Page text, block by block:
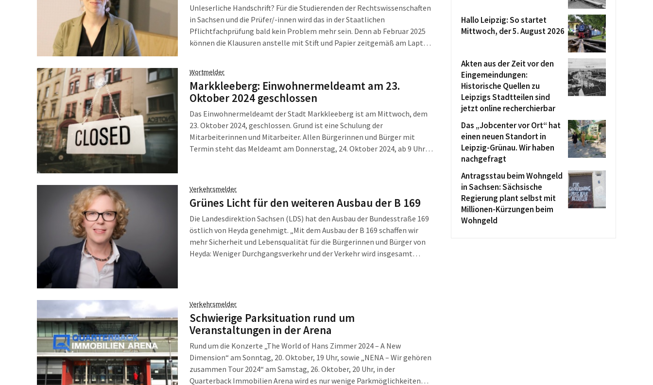
Unleserliche Handschrift? Für die Studierenden der Rechtswissenschaften
in Sachsen und die Prüfer/-innen wird das in der Staatlichen
Pflichtfachprüfung bald kein Problem mehr sein. Denn ab Februar 2025
können die Klausuren anstelle mit Stift und Papier zeitgemäß am Laptop
Wortmelder
Markkleeberg: Einwohnermeldeamt am 23.
Oktober 2024 geschlossen
Das Einwohnermeldeamt der Stadt Markkleeberg ist am Mittwoch, dem
23. Oktober 2024, geschlossen. Grund ist eine Schulung der
Mitarbeiterinnen und Mitarbeiter. Allen Bürgerinnen und Bürger mit
Termin steht das Meldeamt am Donnerstag, 24. Oktober 2024, ab 9 Uhr
Verkehrsmelder
Grünes Licht für den weiteren Ausbau der B 169
Die Landesdirektion Sachsen (LDS) hat den Ausbau der Bundesstraße 169
östlich von Heyda genehmigt. „Mit dem Ausbau der B 169 schaffen wir
mehr Sicherheit und Lebensqualität für die Bürgerinnen und Bürger von
Heyda: Weniger Durchgangsverkehr und der Verkehr wird insgesamt
Verkehrsmelder
Schwierige Parksituation rund um
Veranstaltungen in der Arena
Rund um die Konzerte „The World of Hans Zimmer 2024 – A New
Dimension“ am Sonntag, 20. Oktober, 19 Uhr, sowie „NENA – Wir gehören
zusammen Tour 2024“ am Samstag, 26. Oktober, 20 Uhr, in der
Quarterback Immobilien Arena wird es nur wenige Parkmöglichkeiten
Hallo Leipzig: So startet
Mittwoch, der 5. August 2026
Akten aus der Zeit vor den
Eingemeindungen:
Historische Quellen zu
Leipzigs Stadtteilen sind
jetzt online recherchierbar
Das „Jobcenter vor Ort“ hat
einen neuen Standort in
Leipzig-Grünau. Wir haben
nachgefragt
Antragsstau beim Wohngeld
in Sachsen: Sächsische
Regierung plant selbst mit
Millionen-Kürzungen beim
Wohngeld